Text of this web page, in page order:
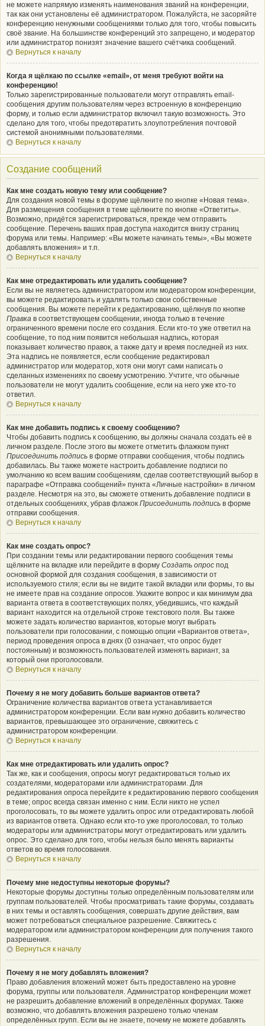
не можете напрямую изменять наименования званий на конференции,
так как они установлены её администратором. Пожалуйста, не засоряйте
конференцию ненужными сообщениями только для того, чтобы повысить
своё звание. На большинстве конференций это запрещено, и модератор
или администратор понизят значение вашего счётчика сообщений.
Вернуться к началу
Когда я щёлкаю по ссылке «email», от меня требуют войти на
конференцию!
Только зарегистрированные пользователи могут отправлять email-
сообщения другим пользователям через встроенную в конференцию
форму, и только если администратор включил такую возможность. Это
сделано для того, чтобы предотвратить злоупотребления почтовой
системой анонимными пользователями.
Вернуться к началу
Создание сообщений
Как мне создать новую тему или сообщение?
Для создания новой темы в форуме щёлкните по кнопке «Новая тема».
Для размещения сообщения в теме щёлкните по кнопке «Ответить».
Возможно, придётся зарегистрироваться, прежде чем отправить
сообщение. Перечень ваших прав доступа находится внизу страниц
форума или темы. Например: «Вы можете начинать темы», «Вы можете
добавлять вложения» и т.п.
Вернуться к началу
Как мне отредактировать или удалить сообщение?
Если вы не являетесь администратором или модератором конференции,
вы можете редактировать и удалять только свои собственные
сообщения. Вы можете перейти к редактированию, щёлкнув по кнопке
Правка в соответствующем сообщении, иногда только в течение
ограниченного времени после его создания. Если кто-то уже ответил на
сообщение, то под ним появится небольшая надпись, которая
показывает количество правок, а также дату и время последней из них.
Эта надпись не появляется, если сообщение редактировал
администратор или модератор, хотя они могут сами написать о
сделанных изменениях по своему усмотрению. Учтите, что обычные
пользователи не могут удалить сообщение, если на него уже кто-то
ответил.
Вернуться к началу
Как мне добавить подпись к своему сообщению?
Чтобы добавить подпись к сообщению, вы должны сначала создать её в
личном разделе. После этого вы можете отметить флажком пункт
Присоединить подпись в форме отправки сообщения, чтобы подпись
добавилась. Вы также можете настроить добавление подписи по
умолчанию ко всем вашим сообщениям, сделав соответствующий выбор в
параграфе «Отправка сообщений» пункта «Личные настройки» в личном
разделе. Несмотря на это, вы сможете отменить добавление подписи в
отдельных сообщениях, убрав флажок Присоединить подпись в форме
отправки сообщения.
Вернуться к началу
Как мне создать опрос?
При создании темы или редактировании первого сообщения темы
щёлкните на вкладке или перейдите в форму Создать опрос под
основной формой для создания сообщения, в зависимости от
используемого стиля; если вы не видите такой вкладки или формы, то вы
не имеете прав на создание опросов. Укажите вопрос и как минимум два
варианта ответа в соответствующих полях, убедившись, что каждый
вариант находится на отдельной строке текстового поля. Вы также
можете задать количество вариантов, которые могут выбрать
пользователи при голосовании, с помощью опции «Вариантов ответа»,
период проведения опроса в днях (0 означает, что опрос будет
постоянным) и возможность пользователей изменять вариант, за
который они проголосовали.
Вернуться к началу
Почему я не могу добавить больше вариантов ответа?
Ограничение количества вариантов ответа устанавливается
администратором конференции. Если вам нужно добавить количество
вариантов, превышающее это ограничение, свяжитесь с
администратором конференции.
Вернуться к началу
Как мне отредактировать или удалить опрос?
Так же, как и сообщения, опросы могут редактироваться только их
создателями, модераторами или администраторами. Для
редактирования опроса перейдите к редактированию первого сообщения
в теме; опрос всегда связан именно с ним. Если никто не успел
проголосовать, то вы можете удалить опрос или отредактировать любой
из вариантов ответа. Однако если кто-то уже проголосовал, то только
модераторы или администраторы могут отредактировать или удалить
опрос. Это сделано для того, чтобы нельзя было менять варианты
ответов во время голосования.
Вернуться к началу
Почему мне недоступны некоторые форумы?
Некоторые форумы доступны только определённым пользователям или
группам пользователей. Чтобы просматривать такие форумы, создавать
в них темы и оставлять сообщения, совершать другие действия, вам
может потребоваться специальное разрешение. Свяжитесь с
модератором или администратором конференции для получения такого
разрешения.
Вернуться к началу
Почему я не могу добавлять вложения?
Право добавления вложений может быть предоставлено на уровне
форума, группы или пользователя. Администратор конференции может
не разрешить добавление вложений в определённых форумах. Также
возможно, что добавлять вложения разрешено только членам
определённых групп. Если вы не знаете, почему не можете добавлять